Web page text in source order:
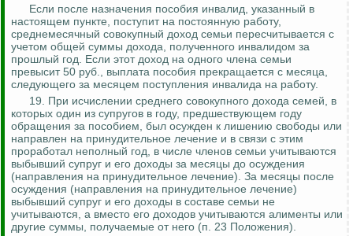
Если после назначения пособия инвалид, указанный в
настоящем пункте, поступит на постоянную работу,
среднемесячный совокупный доход семьи пересчитывается с
учетом общей суммы дохода, полученного инвалидом за
прошлый год. Если этот доход на одного члена семьи
превысит 50 руб., выплата пособия прекращается с месяца,
следующего за месяцем поступления инвалида на работу.
19. При исчислении среднего совокупного дохода семей, в
которых один из супругов в году, предшествующем году
обращения за пособием, был осужден к лишению свободы или
направлен на принудительное лечение и в связи с этим
проработал неполный год, в числе членов семьи учитываются
выбывший супруг и его доходы за месяцы до осуждения
(направления на принудительное лечение). За месяцы после
осуждения (направления на принудительное лечение)
выбывший супруг и его доходы в составе семьи не
учитываются, а вместо его доходов учитываются алименты или
другие суммы, получаемые от него (п. 23 Положения).